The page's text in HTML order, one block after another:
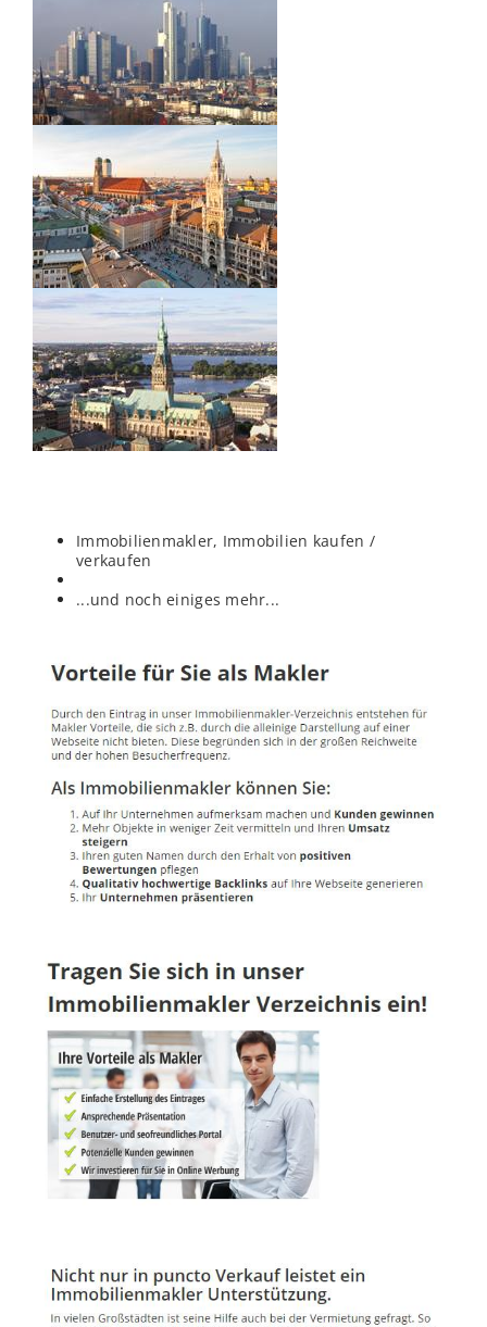
Immobilienmakler, Immobilien kaufen /
verkaufen
...und noch einiges mehr...